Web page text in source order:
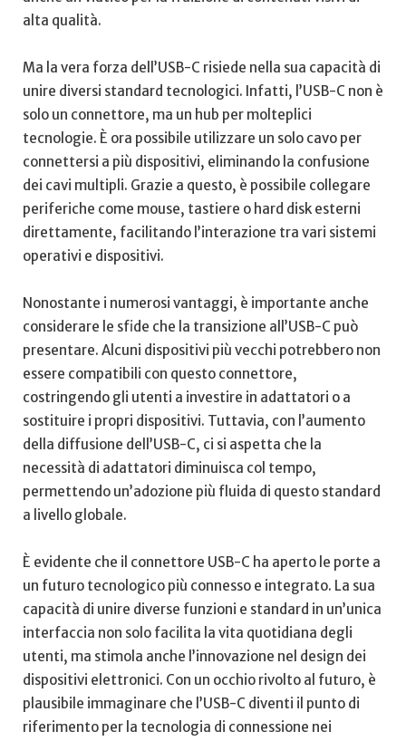
alta qualità.
Ma la vera forza ⁢dell’USB-C risiede nella sua capacità di
unire ⁤diversi⁣ standard⁤ tecnologici. ​Infatti, l’USB-C non‍ è
solo un ⁢connettore, ma‌ un hub per molteplici
tecnologie. È ora possibile utilizzare un solo cavo per
connettersi a più ⁣dispositivi,​ eliminando la ⁢confusione⁣
dei ⁤cavi multipli. Grazie⁢ a questo,⁤ è possibile collegare
periferiche come mouse, tastiere o hard disk ⁤esterni
direttamente, facilitando l’interazione tra vari sistemi
operativi e⁤ dispositivi.
Nonostante i numerosi vantaggi, è importante anche
considerare le sfide che la transizione ⁣all’USB-C può
presentare. Alcuni dispositivi più vecchi potrebbero non
essere compatibili​ con ‌questo connettore,
costringendo‍ gli‍ utenti a‌ investire in adattatori o a
sostituire i propri dispositivi. Tuttavia, con l’aumento
della diffusione dell’USB-C,‌ ci si​ aspetta che la
necessità di ⁢adattatori diminuisca col tempo,
permettendo un’adozione più fluida ‍di questo standard⁢
a livello globale.
È evidente che il connettore USB-C ha aperto le porte a
un futuro tecnologico‌ più connesso e integrato. La sua
capacità di unire diverse funzioni e ⁣standard in un’unica
⁣interfaccia non solo facilita la⁣ vita quotidiana degli‍
utenti, ma stimola anche l’innovazione nel design dei
dispositivi elettronici. Con ⁢un occhio rivolto ⁣al futuro, è
plausibile immaginare che l’USB-C diventi il punto ⁤di
riferimento per la tecnologia di connessione nei⁣